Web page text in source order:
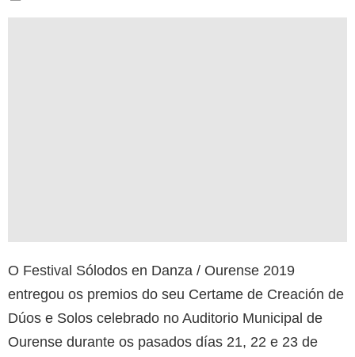
O Festival Sólodos en Danza / Ourense 2019
entregou os premios do seu Certame de Creación de
Dúos e Solos celebrado no Auditorio Municipal de
Ourense durante os pasados días 21, 22 e 23 de